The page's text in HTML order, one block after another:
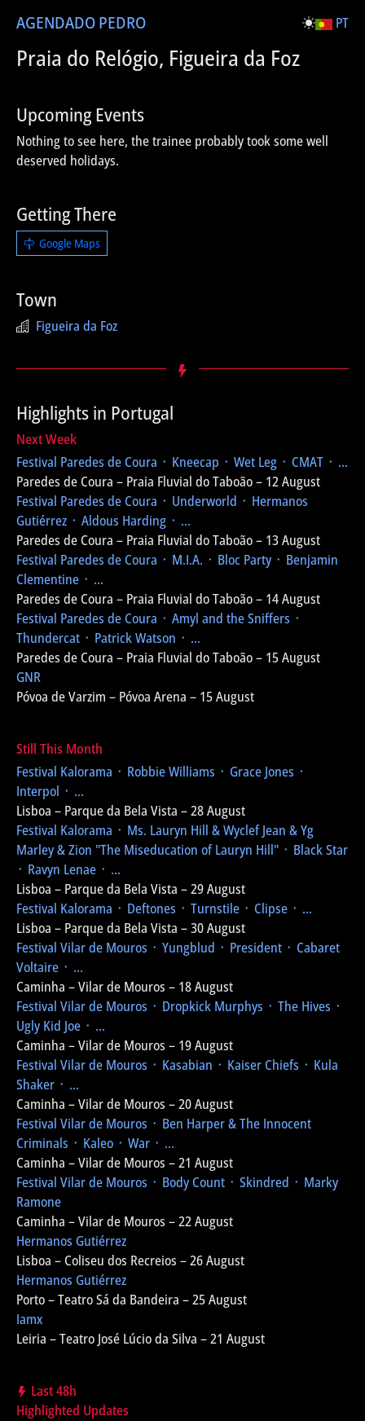
AGENDADO PEDRO PT
Praia do Relógio, Figueira da Foz
Upcoming Events
Nothing to see here, the trainee probably took some well
deserved holidays.
Getting There
Google Maps
Town
Figueira da Foz
Highlights in Portugal
Next Week
Festival Paredes de Coura ᛫ Kneecap ᛫ Wet Leg ᛫ CMAT ᛫ ...
Paredes de Coura – Praia Fluvial do Taboão – 12 August
Festival Paredes de Coura ᛫ Underworld ᛫ Hermanos
Gutiérrez ᛫ Aldous Harding ᛫ ...
Paredes de Coura – Praia Fluvial do Taboão – 13 August
Festival Paredes de Coura ᛫ M.I.A. ᛫ Bloc Party ᛫ Benjamin
Clementine ᛫ ...
Paredes de Coura – Praia Fluvial do Taboão – 14 August
Festival Paredes de Coura ᛫ Amyl and the Sniffers ᛫
Thundercat ᛫ Patrick Watson ᛫ ...
Paredes de Coura – Praia Fluvial do Taboão – 15 August
GNR
Póvoa de Varzim – Póvoa Arena – 15 August
Still This Month
Festival Kalorama ᛫ Robbie Williams ᛫ Grace Jones ᛫
Interpol ᛫ ...
Lisboa – Parque da Bela Vista – 28 August
Festival Kalorama ᛫ Ms. Lauryn Hill & Wyclef Jean & Yg
Marley & Zion "The Miseducation of Lauryn Hill" ᛫ Black Star
᛫ Ravyn Lenae ᛫ ...
Lisboa – Parque da Bela Vista – 29 August
Festival Kalorama ᛫ Deftones ᛫ Turnstile ᛫ Clipse ᛫ ...
Lisboa – Parque da Bela Vista – 30 August
Festival Vilar de Mouros ᛫ Yungblud ᛫ President ᛫ Cabaret
Voltaire ᛫ ...
Caminha – Vilar de Mouros – 18 August
Festival Vilar de Mouros ᛫ Dropkick Murphys ᛫ The Hives ᛫
Ugly Kid Joe ᛫ ...
Caminha – Vilar de Mouros – 19 August
Festival Vilar de Mouros ᛫ Kasabian ᛫ Kaiser Chiefs ᛫ Kula
Shaker ᛫ ...
Caminha – Vilar de Mouros – 20 August
Festival Vilar de Mouros ᛫ Ben Harper & The Innocent
Criminals ᛫ Kaleo ᛫ War ᛫ ...
Caminha – Vilar de Mouros – 21 August
Festival Vilar de Mouros ᛫ Body Count ᛫ Skindred ᛫ Marky
Ramone
Caminha – Vilar de Mouros – 22 August
Hermanos Gutiérrez
Lisboa – Coliseu dos Recreios – 26 August
Hermanos Gutiérrez
Porto – Teatro Sá da Bandeira – 25 August
Iamx
Leiria – Teatro José Lúcio da Silva – 21 August
Last 48h
Highlighted Updates